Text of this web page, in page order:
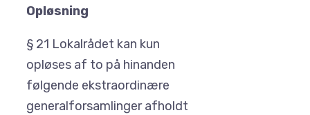
Opløsning
§ 21 Lokalrådet kan kun
opløses af to på hinanden
følgende ekstraordinære
general­forsamlinger afholdt